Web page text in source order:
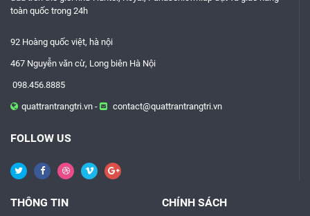
toàn quốc trong 24h
92 Hoàng quốc việt, hà nội
467 Nguyễn văn cừ, Long biên Hà Nội
098.456.8885
quattrantrangtri.vn - contact@quattrantrangtri.vn
FOLLOW US
THÔNG TIN CHÍNH SÁCH